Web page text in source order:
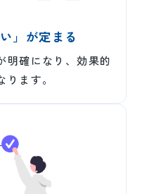
」が定まる
明確になり、効果的
ます。